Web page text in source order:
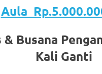
Aula
& Busana
Kali Ganti